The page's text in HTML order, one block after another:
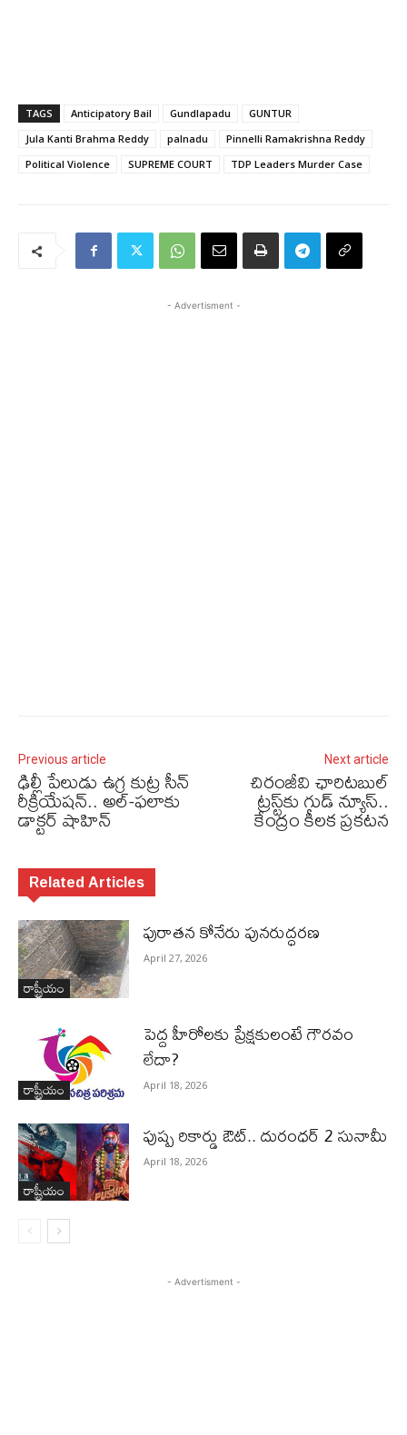
TAGS Anticipatory Bail Gundlapadu
GUNTUR
Jula Kanti Brahma Reddy
palnadu
Pinnelli Ramakrishna Reddy
Political Violence
SUPREME COURT TDP Leaders Murder Case
- Advertisment -
Previous article
ఢిల్లీ పేలుడు ఉగ్ర కుట్ర సీన్‌
రీక్రియేషన్‌.. అల్‌-ఫలాకు
డాక్టర్‌ షాహిన్‌
Next article
చిరంజీవి ఛారిటబుల్
ట్రస్ట్‌కు గుడ్ న్యూస్..
కేంద్రం కీలక ప్రకటన
Related Articles
రాష్ట్రీయం
పురాత‌న కోనేరు పున‌రుద్ధ‌ర‌ణ
April 27, 2026
రాష్ట్రీయం
పెద్ద హీరోల‌కు ప్రేక్ష‌కులంటే గౌర‌వం
లేదా?
April 18, 2026
రాష్ట్రీయం
పుష్ప రికార్డు ఔట్‌.. దురంధ‌ర్ 2 సునామీ
April 18, 2026
- Advertisment -